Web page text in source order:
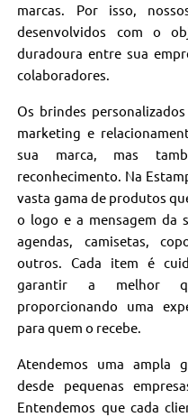
marcas. Por isso,
desenvolvidos com o
duradoura entre sua
colaboradores.
Os brindes
marketing e
sua marca, mas
reconhecimento. Na
vasta gama de produtos
o logo e a mensagem da
agendas, camisetas,
outros. Cada item é
garantir a melhor
proporcionando uma
para quem o recebe.
Atendemos uma ampla
desde pequenas
Entendemos que cada